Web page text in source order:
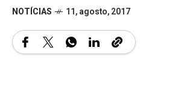
NOTÍCIAS 11, agosto, 2017